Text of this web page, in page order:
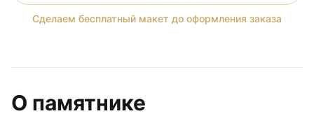
Сделаем бесплатный макет до оформления заказа
О памятнике